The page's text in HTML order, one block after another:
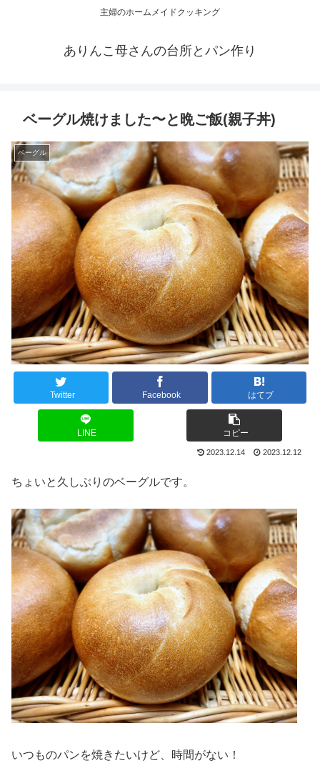
主婦のホームメイドクッキング
ありんこ母さんの台所とパン作り
ベーグル焼けました〜と晩ご飯(親子丼)
ベーグル
Twitter Facebook はてブ
LINE コピー
2023.12.14 2023.12.12
ちょいと久しぶりのベーグルです。
いつものパンを焼きたいけど、時間がない！